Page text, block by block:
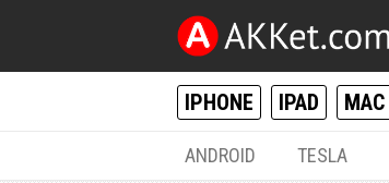
IPHONE IPAD MAC
ANDROID TESLA